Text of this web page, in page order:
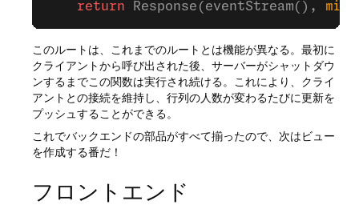
    return
Response(eventStream(),
このルートは、これまでのルートとは機能が異なる。最初に
クライアントから呼び出された後、サーバーがシャットダウ
ンするまでこの関数は実行され続ける。これにより、クライ
アントとの接続を維持し、行列の人数が変わるたびに更新を
プッシュすることができる。
これでバックエンドの部品がすべて揃ったので、次はビュー
を作成する番だ！
フロントエンド